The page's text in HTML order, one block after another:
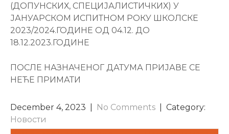
(ДОПУНСКИХ, СПЕЦИЈАЛИСТИЧКИХ) У
ЈАНУАРСКОМ ИСПИТНОМ РОКУ ШКОЛСКЕ
2023/2024.ГОДИНЕ ОД 04.12. ДО
18.12.2023.ГОДИНЕ
ПОСЛЕ НАЗНАЧЕНОГ ДАТУМА ПРИЈАВЕ СЕ
НЕЋЕ ПРИМАТИ
December 4, 2023 No Comments
| Category:
Новости